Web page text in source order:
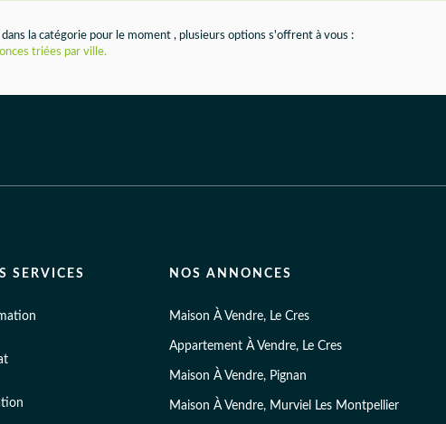
la catégorie pour le moment , plusieurs options s'offrent à vous :
triées par ville.
SERVICES NOS ANNONCES
Maison À Vendre, Le Cres
Appartement À Vendre, Le Cres
Maison À Vendre, Pignan
Maison À Vendre, Murviel Les Montpellier